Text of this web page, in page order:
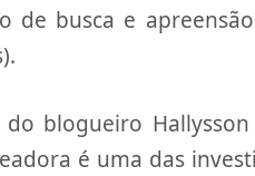
de busca e
blogueiro Hallysson
é uma das